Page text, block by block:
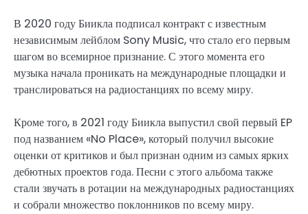
В 2020 году Биикла подписал контракт с известным
независимым лейблом Sony Music, что стало его первым
шагом во всемирное признание. С этого момента его
музыка начала проникать на международные площадки и
транслироваться на радиостанциях по всему миру.
Кроме того, в 2021 году Биикла выпустил свой первый EP
под названием «No Place», который получил высокие
оценки от критиков и был признан одним из самых ярких
дебютных проектов года. Песни с этого альбома также
стали звучать в ротации на международных радиостанциях
и собрали множество поклонников по всему миру.